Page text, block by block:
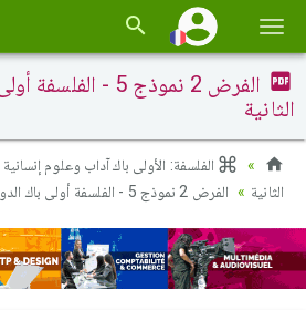
la
الفرض 2 نموذج 5 -
الثانية
الفلسفة: الأولى باك آداب وعلوم إنسانية
الثانية
الفرض 2 نموذج 5 - الفلسفة أولى باك الدورة الثانية